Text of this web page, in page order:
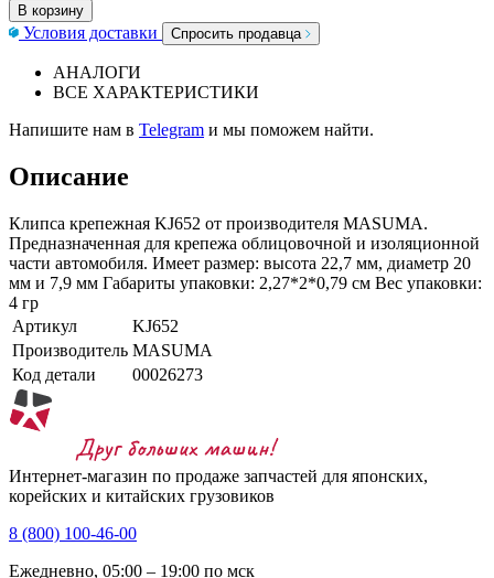
В корзину
Условия доставки Спросить продавца
АНАЛОГИ
ВСЕ ХАРАКТЕРИСТИКИ
Напишите нам в Telegram и мы поможем найти.
Описание
Клипса крепежная KJ652 от производителя MASUMA.
Предназначенная для крепежа облицовочной и изоляционной
части автомобиля. Имеет размер: высота 22,7 мм, диаметр 20
мм и 7,9 мм Габариты упаковки: 2,27*2*0,79 см Вес упаковки:
4 гр
Артикул
KJ652
Производитель MASUMA
Код детали
00026273
Интернет-магазин по продаже запчастей для японских,
корейских и китайских грузовиков
8 (800) 100-46-00
Ежедневно, 05:00 – 19:00 по мск